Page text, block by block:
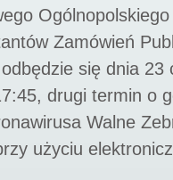
Zamówień
się dnia 23
drugi termin o
Walne
użyciu